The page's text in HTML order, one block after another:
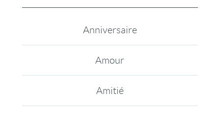
Anniversaire
Amour
Amitié